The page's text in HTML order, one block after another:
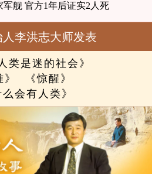
舰 官方1年后证实2人死
李洪志大师发表
类是迷的社会》
《惊醒》
么会有人类》